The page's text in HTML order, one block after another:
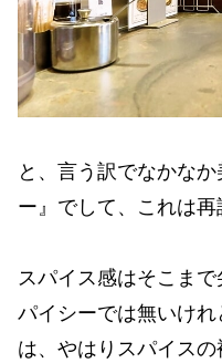
と、言う訳でなかな
ー』でして、これは再
スパイス感はそこま
パイシーでは無いけ
は、やはりスパイスの